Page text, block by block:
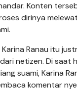
Konten
dirinya
Karina Ranau itu
netizen. Di saat
suami, Karina
komentar